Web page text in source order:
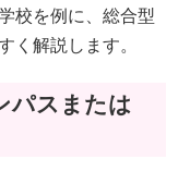
校を例に、総合型
く解説します。
パスまたは